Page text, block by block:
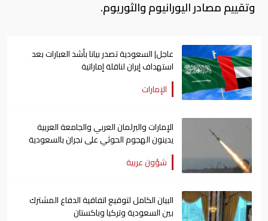
وتقييم مصادر اليورانيوم والثوريوم.
عاجل| السعودية تصدر بيانا بأشد العبارات بعد
استهداف إيران لناقلة إماراتية
الإمارات
الإمارات والبرلمان العربي والجامعة العربية
يدينون الهجوم الحوثي على نجران بالسعودية
شؤون عربية
البيان الكامل لتوقيع اتفاقية الدفاع المشترك
بين السعودية وتركيا وباكستان